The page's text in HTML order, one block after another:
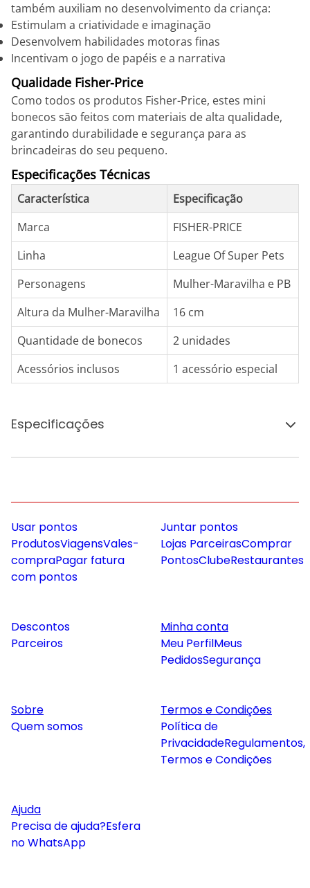
também auxiliam no desenvolvimento da criança:
Estimulam a criatividade e imaginação
Desenvolvem habilidades motoras finas
Incentivam o jogo de papéis e a narrativa
Qualidade Fisher-Price
Como todos os produtos Fisher-Price, estes mini
bonecos são feitos com materiais de alta qualidade,
garantindo durabilidade e segurança para as
brincadeiras do seu pequeno.
Especificações Técnicas
Característica
Especificação
Marca
FISHER-PRICE
Linha
League Of Super Pets
Personagens
Mulher-Maravilha e PB
Altura da Mulher-Maravilha
16 cm
Quantidade de bonecos
2 unidades
Acessórios inclusos
1 acessório especial
Especificações
Usar pontos
ProdutosViagensVales-
compraPagar fatura
com pontos
Juntar pontos
Lojas ParceirasComprar
PontosClubeRestaurantes
Descontos
Parceiros
Minha conta
Meu PerfilMeus
PedidosSegurança
Sobre
Quem somos
Termos e Condições
Política de
PrivacidadeRegulamentos,
Termos e Condições
Ajuda
Precisa de ajuda?Esfera
no WhatsApp